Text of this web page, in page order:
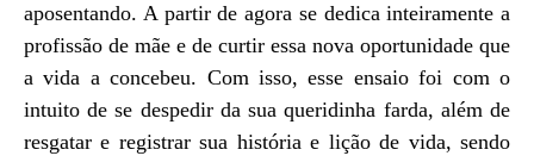
aposentando. A partir de agora se dedica inteiramente a
profissão de mãe e de curtir essa nova oportunidade que
a vida a concebeu. Com isso, esse ensaio foi com o
intuito de se despedir da sua queridinha farda, além de
resgatar e registrar sua história e lição de vida, sendo